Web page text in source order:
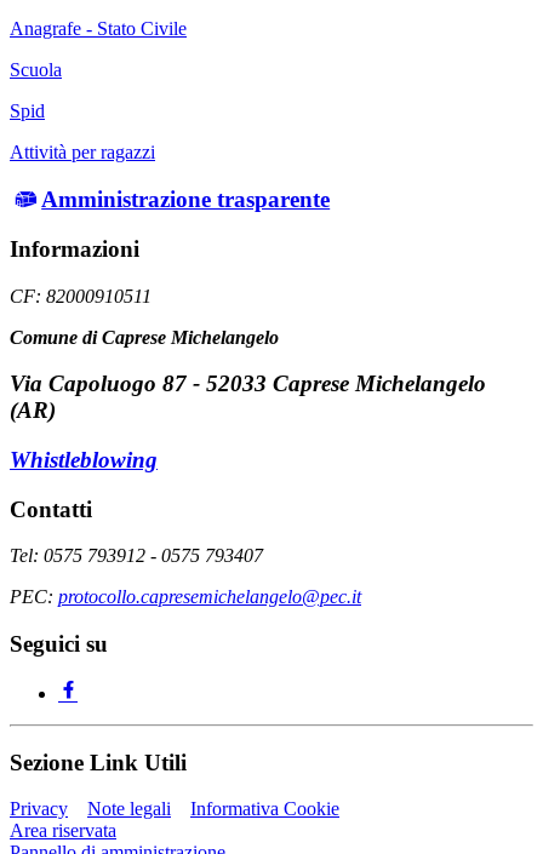
Anagrafe - Stato Civile
Scuola
Spid
Attività per ragazzi
Amministrazione trasparente
Informazioni
CF: 82000910511
Comune di Caprese Michelangelo
Via Capoluogo 87 - 52033 Caprese Michelangelo
(AR)
Whistleblowing
Contatti
Tel: 0575 793912 - 0575 793407
PEC: protocollo.capresemichelangelo@pec.it
Seguici su
Sezione Link Utili
Privacy Note legali
Informativa Cookie
Area riservata